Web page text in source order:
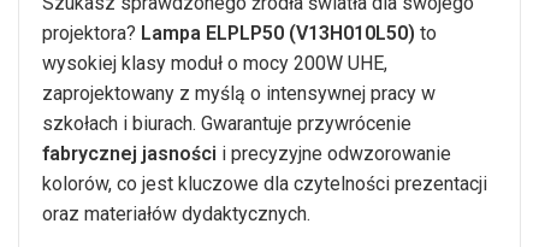
projektora? Lampa ELPLP50 (V13H010L50) to
wysokiej klasy moduł o mocy 200W UHE,
zaprojektowany z myślą o intensywnej pracy w
szkołach i biurach. Gwarantuje przywrócenie
fabrycznej jasności i precyzyjne odwzorowanie
kolorów, co jest kluczowe dla czytelności prezentacji
oraz materiałów dydaktycznych.